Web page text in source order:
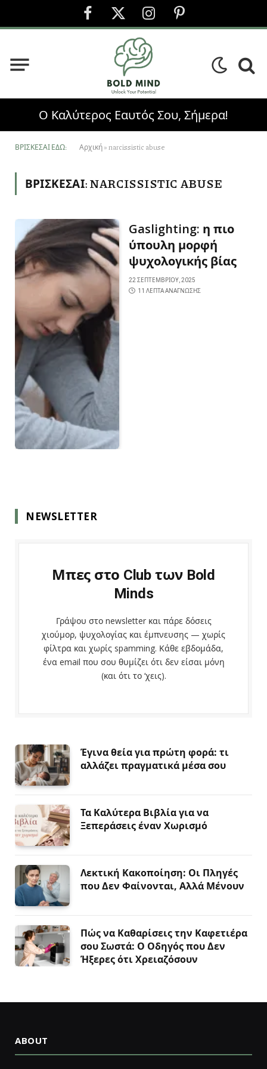
Facebook
X
(Twitter)
InstagramPinterest
Ο Καλύτερος Εαυτός Σου, Σήμερα!
ΒΡΊΣΚΕΣΑΙ ΕΔΏ: Αρχική»narcissistic abuse
ΒΡΊΣΚΕΣΑΙ:NARCISSISTIC ABUSE
Gaslighting: η πιο
ύπουλη μορφή
ψυχολογικής βίας
22 ΣΕΠΤΕΜΒΡΊΟΥ, 2025
11 ΛΕΠΤΆ ΑΝΆΓΝΩΣΗΣ
NEWSLETTER
Μπες στο Club των Bold
Minds
Γράψου στο newsletter και πάρε δόσεις
χιούμορ, ψυχολογίας και έμπνευσης — χωρίς
φίλτρα και χωρίς spamming. Κάθε εβδομάδα,
ένα email που σου θυμίζει ότι δεν είσαι μόνη
(και ότι το ‘χεις).
Έγινα θεία για πρώτη φορά: τι
αλλάζει πραγματικά μέσα σου
Τα Καλύτερα Βιβλία για να
Ξεπεράσεις έναν Χωρισμό
Λεκτική Κακοποίηση: Οι Πληγές
που Δεν Φαίνονται, Αλλά Μένουν
Πώς να Καθαρίσεις την Καφετιέρα
σου Σωστά: Ο Οδηγός που Δεν
Ήξερες ότι Χρειαζόσουν
ABOUT